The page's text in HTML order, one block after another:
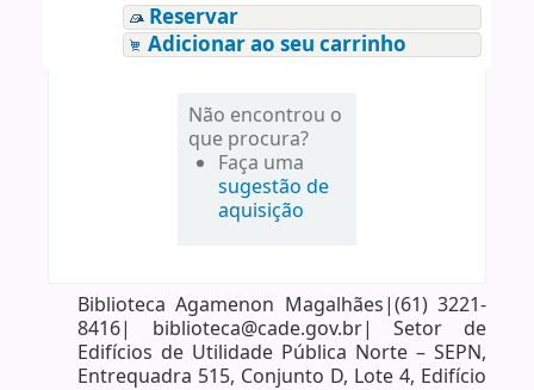
Reservar
Adicionar ao seu carrinho
Não encontrou o
que procura?
Faça uma
sugestão de
aquisição
Biblioteca Agamenon Magalhães|(61) 3221-
8416| biblioteca@cade.gov.br| Setor de
Edifícios de Utilidade Pública Norte – SEPN,
Entrequadra 515, Conjunto D, Lote 4, Edifício